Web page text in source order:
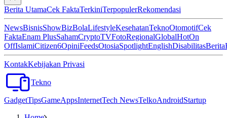
Berita UtamaCek FaktaTerkiniTerpopulerRekomendasi
NewsBisnisShowBizBolaLifestyleKesehatanTeknoOtomotifCek
FaktaEnam PlusSahamCryptoTVFotoRegionalGlobalHotOn
OffIslamiCitizen6OpiniFeedsOtosiaSpotlightEnglishDisabilitasBerita
KontakKebijakan Privasi
Tekno
GadgetTipsGameAppsInternetTech NewsTelkoAndroidStartup